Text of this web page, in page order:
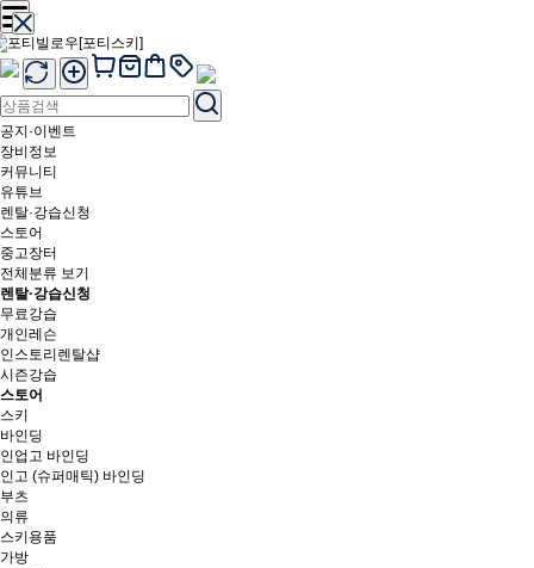
공지·이벤트
장비정보
커뮤니티
유튜브
렌탈·강습신청
스토어
중고장터
전체분류 보기
렌탈·강습신청
무료강습
개인레슨
인스토리렌탈샵
시즌강습
스토어
스키
바인딩
인업고 바인딩
인고 (슈퍼매틱) 바인딩
부츠
의류
스키용품
가방